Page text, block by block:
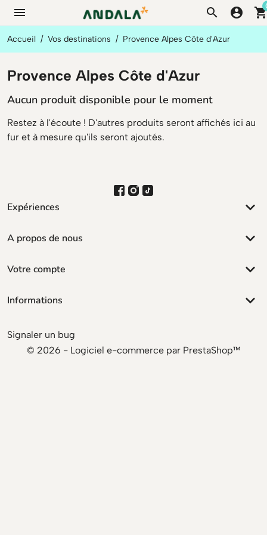
menu search account_circle
Accueil Vos destinations Provence Alpes Côte d'Azur
Provence Alpes Côte d'Azur
Aucun produit disponible pour le moment
Restez à l'écoute ! D'autres produits seront affichés ici au
fur et à mesure qu'ils seront ajoutés.
Expériences keyboard_arrow_down
A propos de nous keyboard_arrow_down
Votre compte keyboard_arrow_down
Informations keyboard_arrow_down
Signaler un bug
© 2026 - Logiciel e-commerce par PrestaShop™